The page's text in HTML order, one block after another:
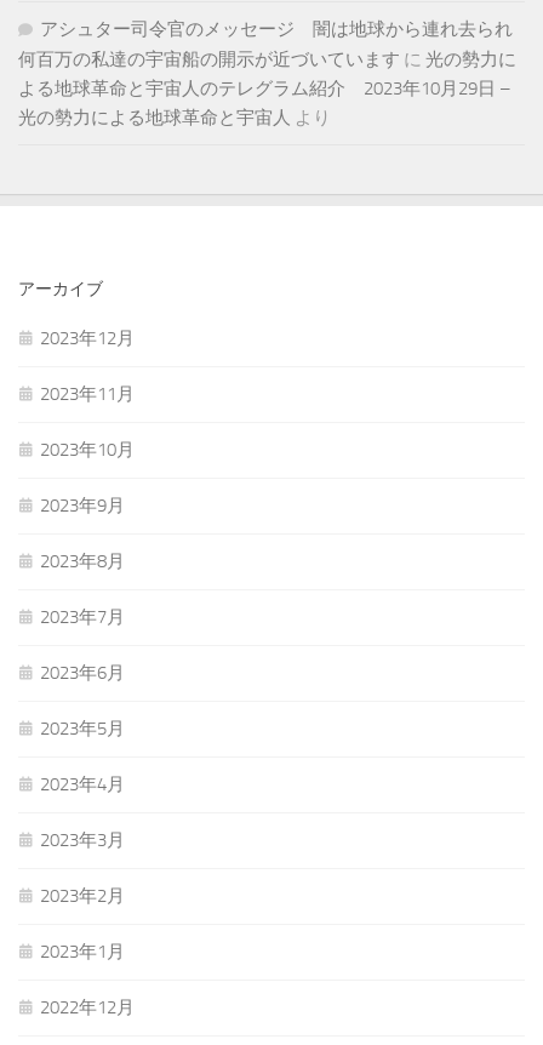
アシュター司令官のメッセージ 闇は地球から連れ去られ
何百万の私達の宇宙船の開示が近づいています に 光の勢力に
よる地球革命と宇宙人のテレグラム紹介 2023年10月29日 –
光の勢力による地球革命と宇宙人 より
アーカイブ
2023年12月
2023年11月
2023年10月
2023年9月
2023年8月
2023年7月
2023年6月
2023年5月
2023年4月
2023年3月
2023年2月
2023年1月
2022年12月